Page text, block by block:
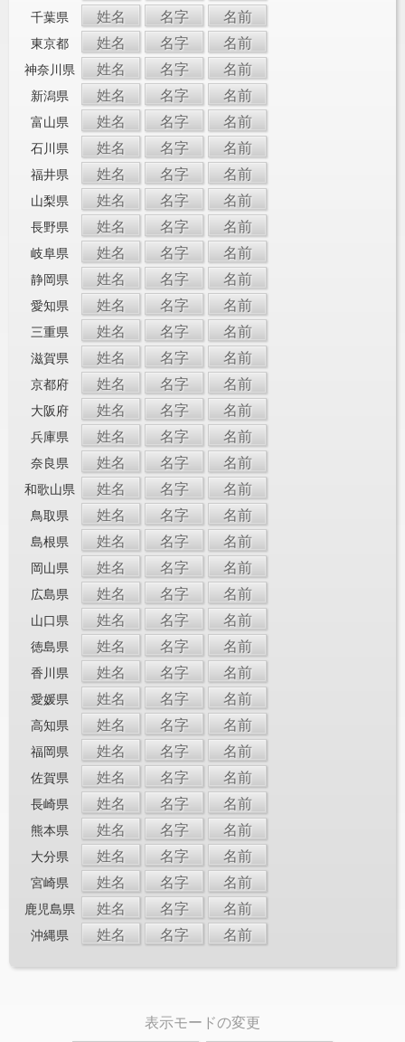
千葉県 姓名 名字 名前
東京都 姓名 名字 名前
神奈川県 姓名 名字 名前
新潟県 姓名 名字 名前
富山県 姓名 名字 名前
石川県 姓名 名字 名前
福井県 姓名 名字 名前
山梨県 姓名 名字 名前
長野県 姓名 名字 名前
岐阜県 姓名 名字 名前
静岡県 姓名 名字 名前
愛知県 姓名 名字 名前
三重県 姓名 名字 名前
滋賀県 姓名 名字 名前
京都府 姓名 名字 名前
大阪府 姓名 名字 名前
兵庫県 姓名 名字 名前
奈良県 姓名 名字 名前
和歌山県 姓名 名字 名前
鳥取県 姓名 名字 名前
島根県 姓名 名字 名前
岡山県 姓名 名字 名前
広島県 姓名 名字 名前
山口県 姓名 名字 名前
徳島県 姓名 名字 名前
香川県 姓名 名字 名前
愛媛県 姓名 名字 名前
高知県 姓名 名字 名前
福岡県 姓名 名字 名前
佐賀県 姓名 名字 名前
長崎県 姓名 名字 名前
熊本県 姓名 名字 名前
大分県 姓名 名字 名前
宮崎県 姓名 名字 名前
鹿児島県 姓名 名字 名前
沖縄県 姓名 名字 名前
表示モードの変更